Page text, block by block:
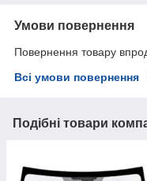
Умови повернення
Повернення товару
Всі умови повернення
Подібні товари